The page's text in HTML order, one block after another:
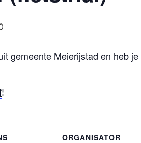
gemeente Meierijstad en heb
!
ORGANISATOR